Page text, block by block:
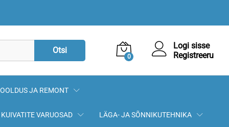
Otsi
0
Logi sisse
Registreeru
JA REMONT
KUIVATITE VARUOSAD LÄGA- JA SÕNNIKUTEHNIKA